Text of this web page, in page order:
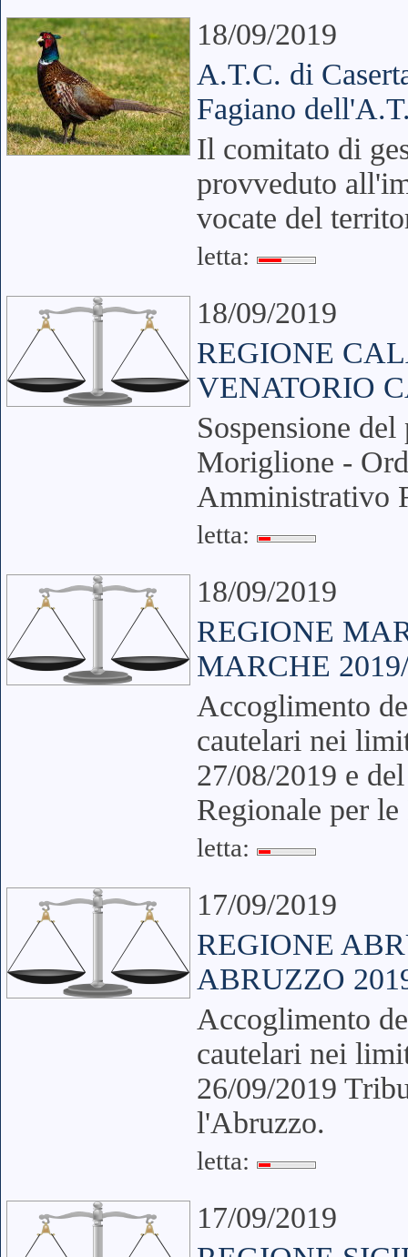
18/09/2019
A.T.C. di
Fagiano
Il comitato di
provveduto
vocate del
letta:
18/09/2019
REGIONE
VENATORIO
Sospensione
Moriglione -
Amministrativo
letta:
18/09/2019
REGIONE
MARCHE
Accoglimento
cautelari nei
27/08/2019 e
Regionale per
letta:
17/09/2019
REGIONE
ABRUZZO
Accoglimento
cautelari nei
26/09/2019
l'Abruzzo.
letta:
17/09/2019